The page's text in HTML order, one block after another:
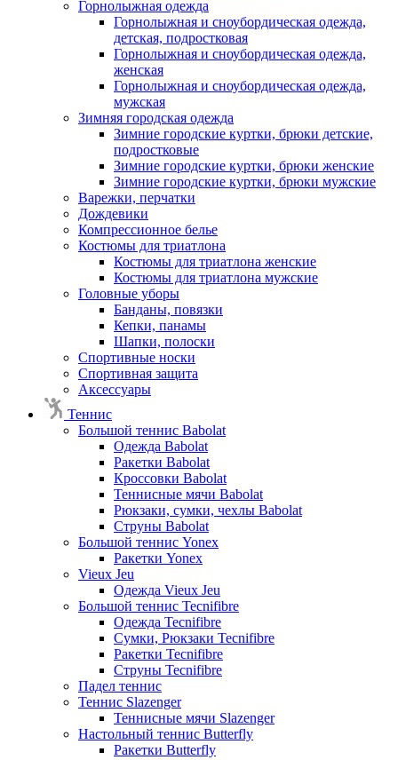
Горнолыжная одежда
Горнолыжная и сноубордическая одежда,
детская, подростковая
Горнолыжная и сноубордическая одежда,
женская
Горнолыжная и сноубордическая одежда,
мужская
Зимняя городская одежда
Зимние городские куртки, брюки детские,
подростковые
Зимние городские куртки, брюки женские
Зимние городские куртки, брюки мужские
Варежки, перчатки
Дождевики
Компрессионное белье
Костюмы для триатлона
Костюмы для триатлона женские
Костюмы для триатлона мужские
Головные уборы
Банданы, повязки
Кепки, панамы
Шапки, полоски
Спортивные носки
Спортивная защита
Аксессуары
Теннис
Большой теннис Babolat
Одежда Babolat
Ракетки Babolat
Кроссовки Babolat
Теннисные мячи Babolat
Рюкзаки, сумки, чехлы Babolat
Струны Babolat
Большой теннис Yonex
Ракетки Yonex
Vieux Jeu
Одежда Vieux Jeu
Большой теннис Tecnifibre
Одежда Tecnifibre
Сумки, Рюкзаки Tecnifibre
Ракетки Tecnifibre
Струны Tecnifibre
Падел теннис
Теннис Slazenger
Теннисные мячи Slazenger
Настольный теннис Butterfly
Ракетки Butterfly